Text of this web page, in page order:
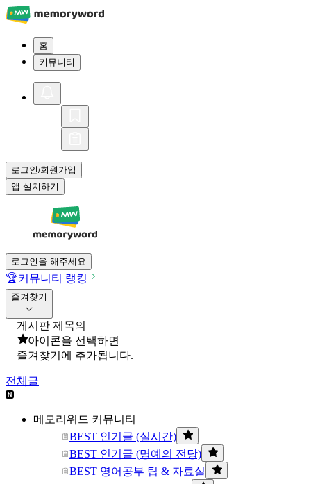
홈
커뮤니티
로그인/회원가입
앱 설치하기
로그인을 해주세요
🏆커뮤니티 랭킹
즐겨찾기
게시판 제목의
아이콘을 선택하면
즐겨찾기에 추가됩니다.
전체글
메모리워드 커뮤니티
BEST 인기글 (실시간)
BEST 인기글 (명예의 전당)
BEST 영어공부 팁 & 자료실